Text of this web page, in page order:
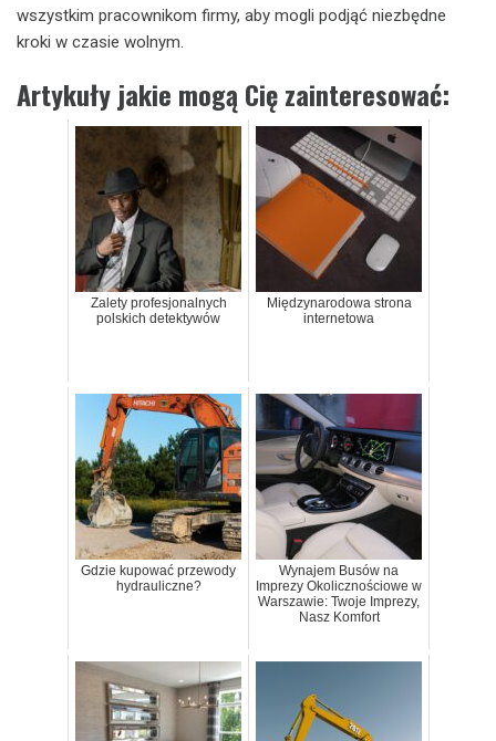
wszystkim pracownikom firmy, aby mogli podjąć niezbędne
kroki w czasie wolnym.
Artykuły jakie mogą Cię zainteresować:
Zalety profesjonalnych
polskich detektywów
Międzynarodowa strona
internetowa
Gdzie kupować przewody
hydrauliczne?
Wynajem Busów na
Imprezy Okolicznościowe w
Warszawie: Twoje Imprezy,
Nasz Komfort